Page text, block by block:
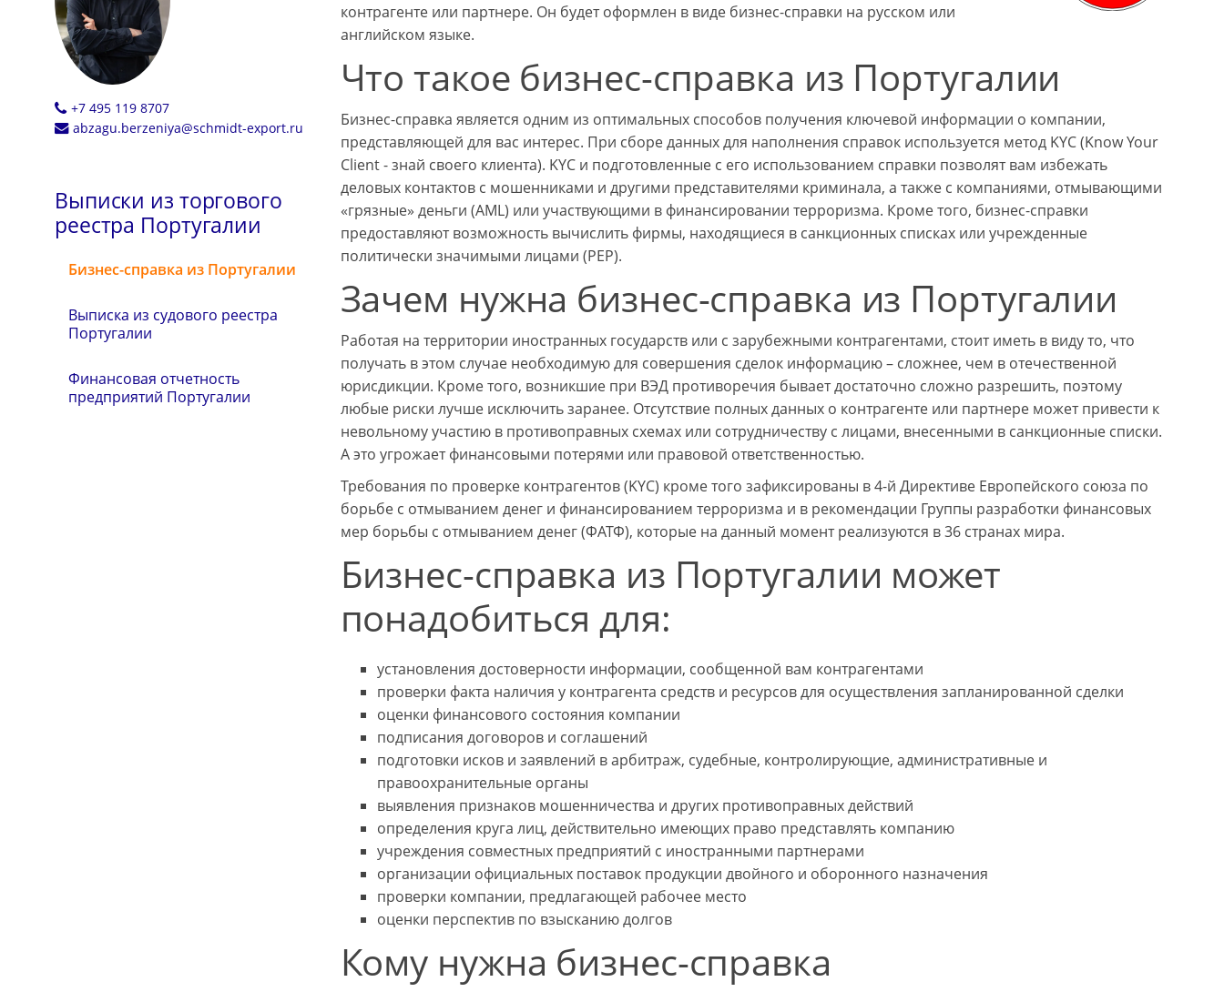
+7 495 119 8707
abzagu.berzeniya@schmidt-export.ru
Выписки из торгового
реестра Португалии
Бизнес-справка из Португалии
Выписка из судового реестра
Португалии
Финансовая отчетность
предприятий Португалии
контрагенте или партнере. Он будет оформлен в виде бизнес-справки на русском или
английском языке.
Что такое бизнес-справка из Португалии
Бизнес-справка является одним из оптимальных способов получения ключевой информации о компании,
представляющей для вас интерес. При сборе данных для наполнения справок используется метод KYC (Know Your
Client - знай своего клиента). KYC и подготовленные с его использованием справки позволят вам избежать
деловых контактов с мошенниками и другими представителями криминала, а также с компаниями, отмывающими
«грязные» деньги (AML) или участвующими в финансировании терроризма. Кроме того, бизнес-справки
предоставляют возможность вычислить фирмы, находящиеся в санкционных списках или учрежденные
политически значимыми лицами (PEP).
Зачем нужна бизнес-справка из Португалии
Работая на территории иностранных государств или с зарубежными контрагентами, стоит иметь в виду то, что
получать в этом случае необходимую для совершения сделок информацию – сложнее, чем в отечественной
юрисдикции. Кроме того, возникшие при ВЭД противоречия бывает достаточно сложно разрешить, поэтому
любые риски лучше исключить заранее. Отсутствие полных данных о контрагенте или партнере может привести к
невольному участию в противоправных схемах или сотрудничеству с лицами, внесенными в санкционные списки.
А это угрожает финансовыми потерями или правовой ответственностью.
Требования по проверке контрагентов (KYC) кроме того зафиксированы в 4-й Директиве Европейского союза по
борьбе с отмыванием денег и финансированием терроризма и в рекомендации Группы разработки финансовых
мер борьбы с отмыванием денег (ФАТФ), которые на данный момент реализуются в 36 странах мира.
Бизнес-справка из Португалии может
понадобиться для:
установления достоверности информации, сообщенной вам контрагентами
проверки факта наличия у контрагента средств и ресурсов для осуществления запланированной сделки
оценки финансового состояния компании
подписания договоров и соглашений
подготовки исков и заявлений в арбитраж, судебные, контролирующие, административные и
правоохранительные органы
выявления признаков мошенничества и других противоправных действий
определения круга лиц, действительно имеющих право представлять компанию
учреждения совместных предприятий с иностранными партнерами
организации официальных поставок продукции двойного и оборонного назначения
проверки компании, предлагающей рабочее место
оценки перспектив по взысканию долгов
Кому нужна бизнес-справка